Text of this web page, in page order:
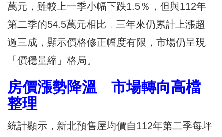
萬元，雖較上一季小幅下跌1.5％，但與112年
第二季的54.5萬元相比，三年來仍累計上漲超
過三成，顯示價格修正幅度有限，市場仍呈現
「價穩量縮」格局。
房價漲勢降溫 市場轉向高檔
整理
統計顯示，新北預售屋均價自112年第二季每坪